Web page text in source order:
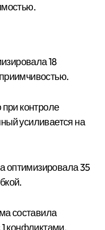
18
при контроле
усиливается на
оптимизировала 35
составила
1 конфликтами.